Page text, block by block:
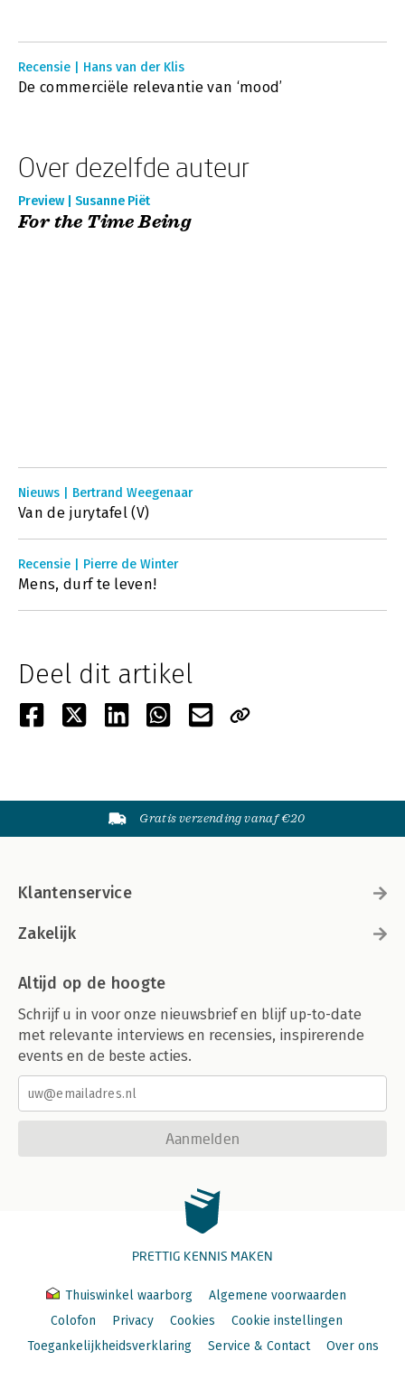
Recensie | Hans van der Klis
De commerciële relevantie van ‘mood’
Over dezelfde auteur
Preview | Susanne Piët
For the Time Being
Nieuws | Bertrand Weegenaar
Van de jurytafel (V)
Recensie | Pierre de Winter
Mens, durf te leven!
Deel dit artikel
Gratis verzending vanaf €20
Klantenservice
Zakelijk
Altijd op de hoogte
Schrijf u in voor onze nieuwsbrief en blijf up-to-date
met relevante interviews en recensies, inspirerende
events en de beste acties.
Aanmelden
PRETTIG KENNIS MAKEN
Thuiswinkel waarborg
Algemene voorwaarden
Colofon
Privacy Cookies
Cookie instellingen
Toegankelijkheidsverklaring
Service & Contact Over ons